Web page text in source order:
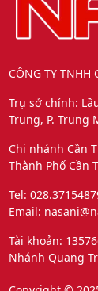
CÔNG TY TNHH
Trụ sở chính:
Trung, P. Trung
Chi nhánh Cần
Thành Phố Cần
Tel:
Email:
Tài khoản:
Nhánh Quang